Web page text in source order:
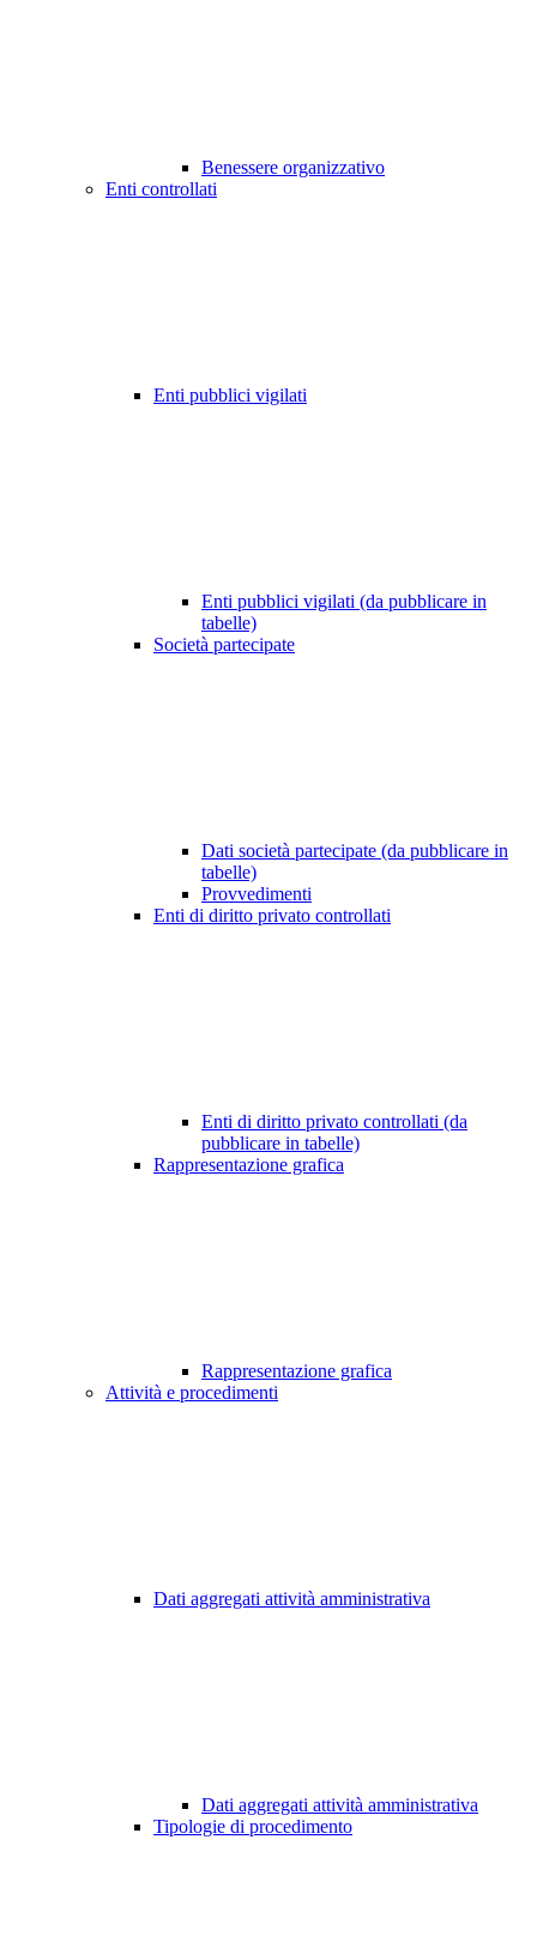
Benessere organizzativo
Enti controllati
Enti pubblici vigilati
Enti pubblici vigilati (da pubblicare in
tabelle)
Società partecipate
Dati società partecipate (da pubblicare in
tabelle)
Provvedimenti
Enti di diritto privato controllati
Enti di diritto privato controllati (da
pubblicare in tabelle)
Rappresentazione grafica
Rappresentazione grafica
Attività e procedimenti
Dati aggregati attività amministrativa
Dati aggregati attività amministrativa
Tipologie di procedimento